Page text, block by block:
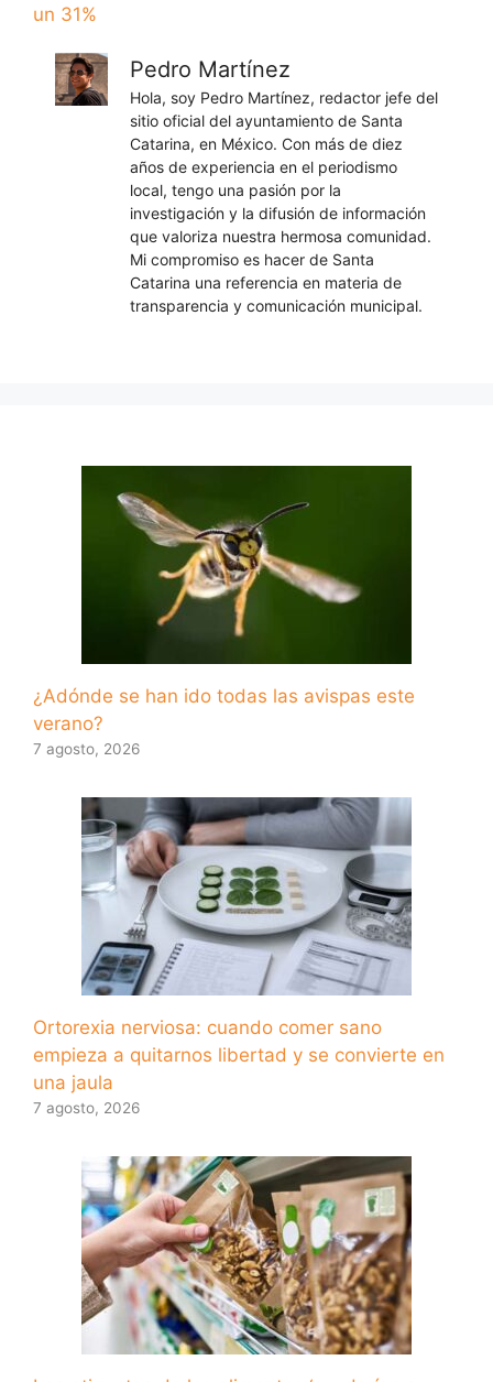
un 31%
Pedro Martínez
Hola, soy Pedro Martínez, redactor jefe del
sitio oficial del ayuntamiento de Santa
Catarina, en México. Con más de diez
años de experiencia en el periodismo
local, tengo una pasión por la
investigación y la difusión de información
que valoriza nuestra hermosa comunidad.
Mi compromiso es hacer de Santa
Catarina una referencia en materia de
transparencia y comunicación municipal.
¿Adónde se han ido todas las avispas este
verano?
7 agosto, 2026
Ortorexia nerviosa: cuando comer sano
empieza a quitarnos libertad y se convierte en
una jaula
7 agosto, 2026